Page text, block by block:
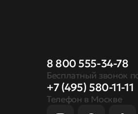
8 800 555-34-78
Бесплатный звонок
+7 (495) 580-11-11
Телефон в Москве